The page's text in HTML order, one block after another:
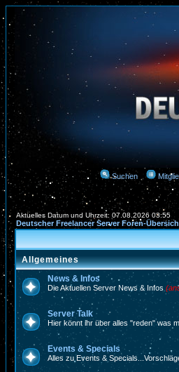
Suchen
Aktuelles Datum und Uhrzeit: 07.08.2026 03:55
Deutscher Freelancer Server Foren-
Allgemeines
News & Infos
Die Aktuellen Server News & Infos
Server Talk
Hier könnt ihr über alles "reden" was
Events & Specials
Alles zu Events &